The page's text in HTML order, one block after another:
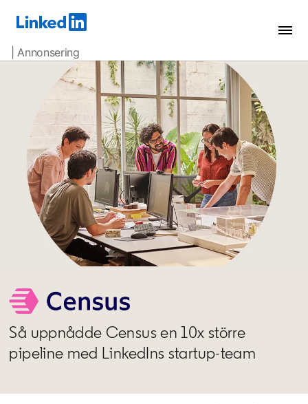
| Annonsering
Så uppnådde Census en 10x större
pipeline med LinkedIns startup-team